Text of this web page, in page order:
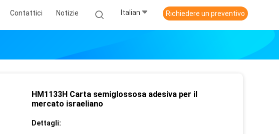
Contattici Notizie Italian Richiedere un preventivo
HM1133H Carta semiglossosa adesiva per il
mercato israeliano
Dettagli: